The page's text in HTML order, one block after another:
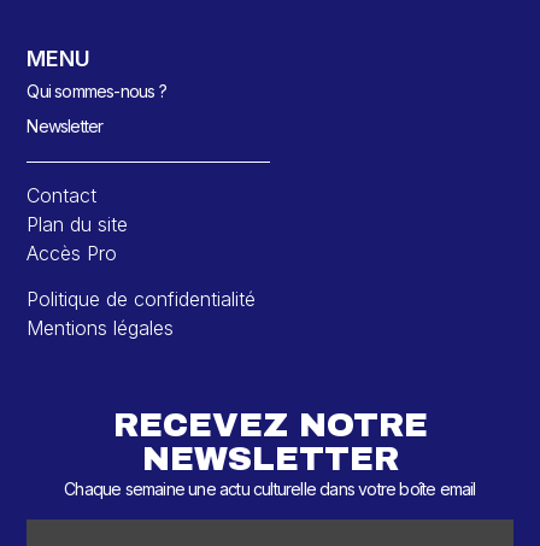
MENU
Qui sommes-nous ?
Newsletter
Contact
Plan du site
Accès Pro
Politique de confidentialité
Mentions légales
RECEVEZ NOTRE
NEWSLETTER
Chaque semaine une actu culturelle dans votre boîte email